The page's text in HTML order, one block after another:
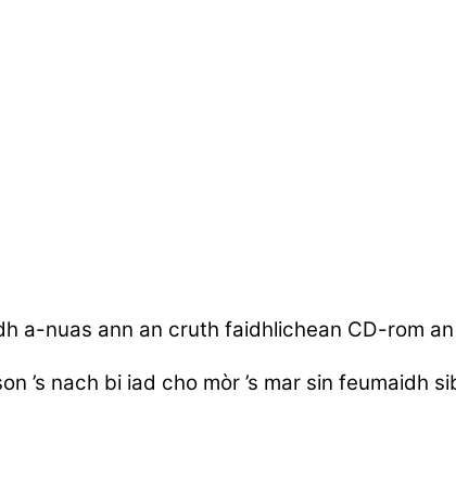
a-nuas ann an cruth faidhlichean CD-rom an
’s nach bi iad cho mòr ’s mar sin feumaidh